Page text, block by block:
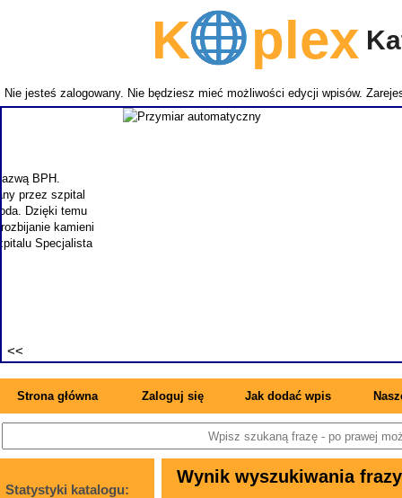
Kplex
Nie jesteś zalogowany. Nie będziesz mieć możliwości edycji wpisów.
Strona główna Zaloguj się Jak dodać wpis
Statystyki katalogu:
Wynik wyszukiwania